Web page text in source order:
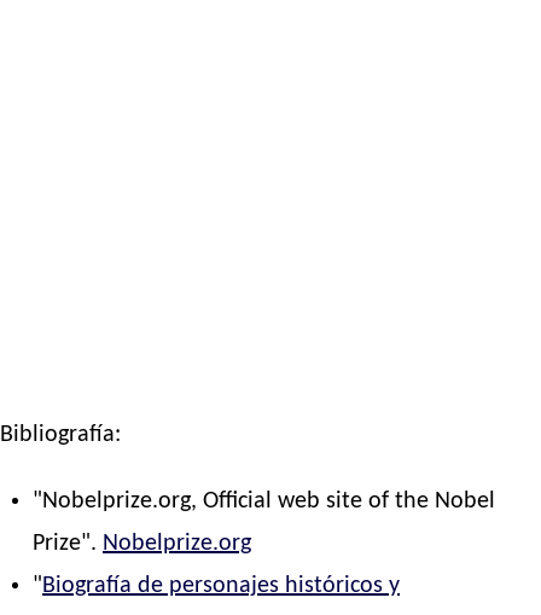
Bibliografía:
"Nobelprize.org, Official web site of the Nobel
Prize". Nobelprize.org
"Biografía de personajes históricos y